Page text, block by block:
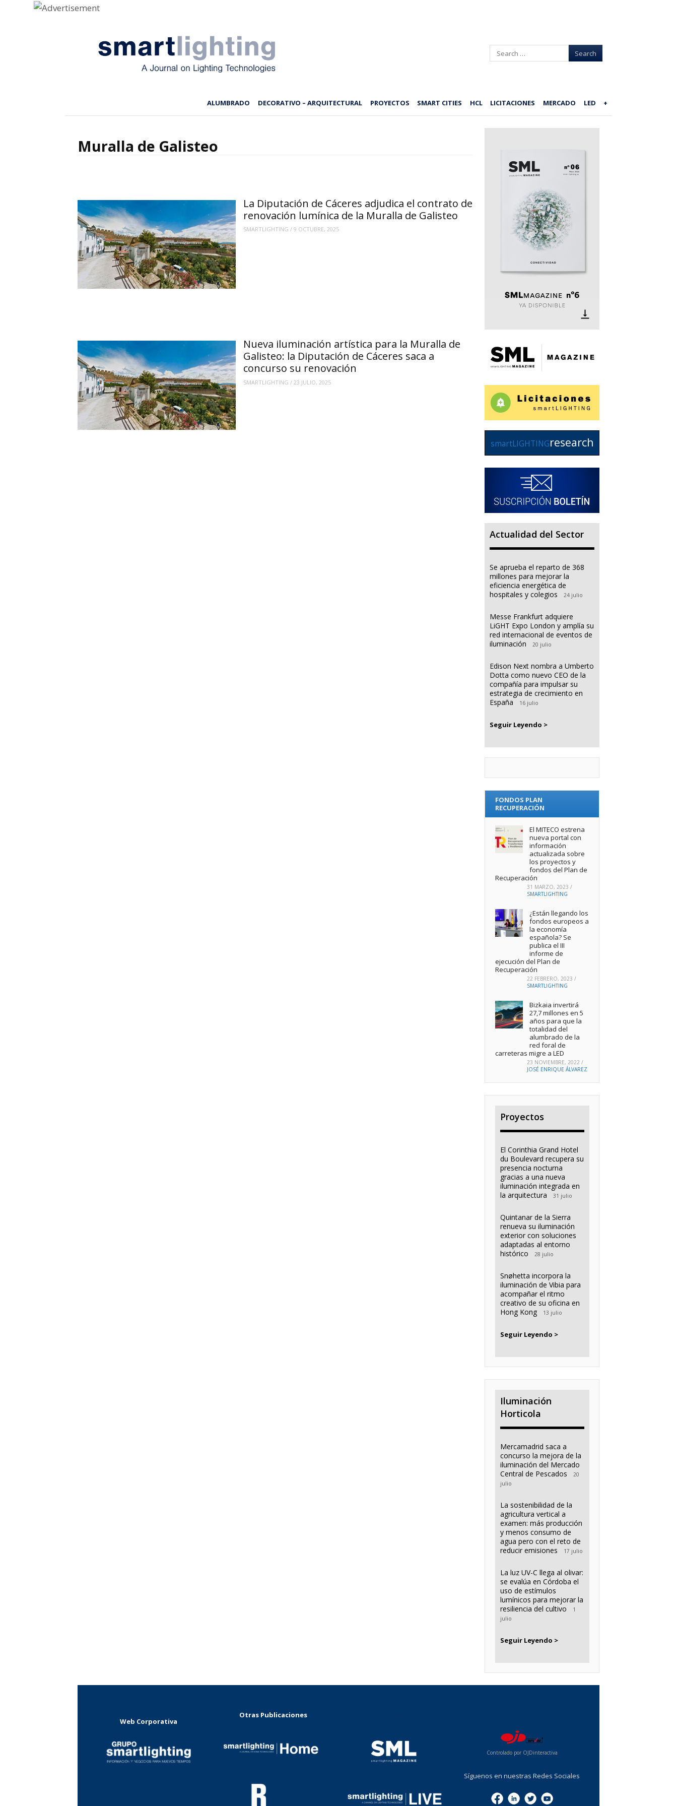
Search
ALUMBRADO DECORATIVO – ARQUITECTURAL PROYECTOS SMART CITIES HCL LICITACIONES MERCADO LED +
Muralla de Galisteo
La Diputación de Cáceres adjudica el contrato de
renovación lumínica de la Muralla de Galisteo
SMARTLIGHTING / 9 OCTUBRE, 2025
Nueva iluminación artística para la Muralla de
Galisteo: la Diputación de Cáceres saca a
concurso su renovación
SMARTLIGHTING / 23 JULIO, 2025
smartLIGHTINGresearch
Actualidad del Sector
Se aprueba el reparto de 368
millones para mejorar la
eficiencia energética de
hospitales y colegios
24 julio
Messe Frankfurt adquiere
LiGHT Expo London y amplía su
red internacional de eventos de
iluminación
20 julio
Edison Next nombra a Umberto
Dotta como nuevo CEO de la
compañía para impulsar su
estrategia de crecimiento en
España
16 julio
Seguir Leyendo >
FONDOS PLAN
RECUPERACIÓN
El MITECO estrena
nueva portal con
información
actualizada sobre
los proyectos y
fondos del Plan de
Recuperación
31 MARZO, 2023 /
SMARTLIGHTING
¿Están llegando los
fondos europeos a
la economía
española? Se
publica el III
informe de
ejecución del Plan de
Recuperación
22 FEBRERO, 2023 /
SMARTLIGHTING
Bizkaia invertirá
27,7 millones en 5
años para que la
totalidad del
alumbrado de la
red foral de
carreteras migre a LED
23 NOVIEMBRE, 2022 /
JOSÉ ENRIQUE ÁLVAREZ
Proyectos
El Corinthia Grand Hotel
du Boulevard recupera su
presencia nocturna
gracias a una nueva
iluminación integrada en
la arquitectura
31 julio
Quintanar de la Sierra
renueva su iluminación
exterior con soluciones
adaptadas al entorno
histórico
28 julio
Snøhetta incorpora la
iluminación de Vibia para
acompañar el ritmo
creativo de su oficina en
Hong Kong
13 julio
Seguir Leyendo >
Iluminación
Horticola
Mercamadrid saca a
concurso la mejora de la
iluminación del Mercado
Central de Pescados
20
julio
La sostenibilidad de la
agricultura vertical a
examen: más producción
y menos consumo de
agua pero con el reto de
reducir emisiones
17 julio
La luz UV-C llega al olivar:
se evalúa en Córdoba el
uso de estímulos
lumínicos para mejorar la
resiliencia del cultivo
1
julio
Seguir Leyendo >
Web Corporativa
Otras Publicaciones
Controlado por OJDinteractiva
Síguenos en nuestras Redes Sociales